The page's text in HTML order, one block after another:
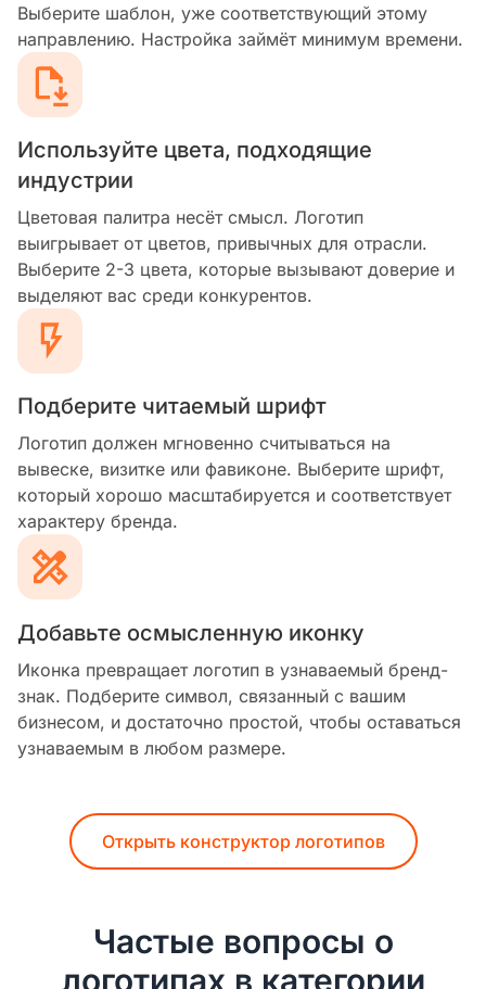
Выберите шаблон, уже соответствующий этому
направлению. Настройка займёт минимум времени.
Используйте цвета, подходящие
индустрии
Цветовая палитра несёт смысл. Логотип
выигрывает от цветов, привычных для отрасли.
Выберите 2-3 цвета, которые вызывают доверие и
выделяют вас среди конкурентов.
Подберите читаемый шрифт
Логотип должен мгновенно считываться на
вывеске, визитке или фавиконе. Выберите шрифт,
который хорошо масштабируется и соответствует
характеру бренда.
Добавьте осмысленную иконку
Иконка превращает логотип в узнаваемый бренд-
знак. Подберите символ, связанный с вашим
бизнесом, и достаточно простой, чтобы оставаться
узнаваемым в любом размере.
Открыть конструктор логотипов
Частые вопросы о
логотипах в категории